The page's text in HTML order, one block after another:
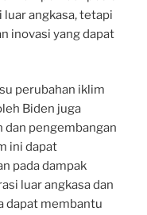
angkasa, tetapi
inovasi yang dapat
perubahan iklim
Biden juga
dan pengembangan
ini dapat
pada dampak
luar angkasa dan
dapat membantu